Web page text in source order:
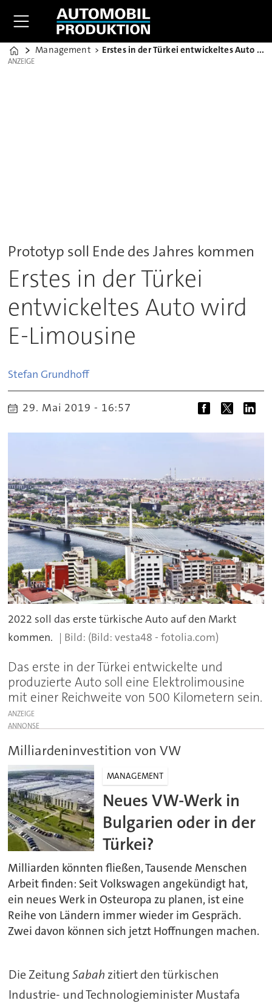
Home
Management Erstes in der Türkei entwickeltes Auto wird E-Limousine
ANZEIGE
ANZEIGE
Prototyp soll Ende des Jahres kommen
Erstes in der Türkei
entwickeltes Auto wird
E-Limousine
Stefan Grundhoff
29. Mai 2019 - 16:57
2022 soll das erste türkische Auto auf den Markt
kommen.
(Bild: vesta48 - fotolia.com)
Das erste in der Türkei entwickelte und
produzierte Auto soll eine Elektrolimousine
mit einer Reichweite von 500 Kilometern sein.
ANZEIGE
Milliardeninvestition von VW
MANAGEMENT
Neues VW-Werk in
Bulgarien oder in der
Türkei?
Milliarden könnten fließen, Tausende Menschen
Arbeit finden: Seit Volkswagen angekündigt hat,
ein neues Werk in Osteuropa zu planen, ist eine
Reihe von Ländern immer wieder im Gespräch.
Zwei davon können sich jetzt Hoffnungen machen.
Die ZeitungSabah zitiert den türkischen
Industrie- und Technologieminister Mustafa